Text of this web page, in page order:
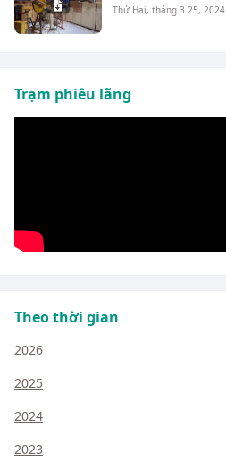
Thứ Hai, tháng 3 25, 2024
Trạm phiêu lãng
Theo thời gian
2026
2025
2024
2023